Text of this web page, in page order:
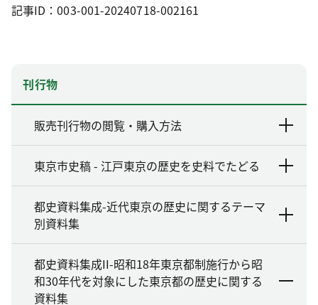
記事ID：003-001-20240718-002161
刊行物
販売刊行物の閲覧・購入方法
東京市史稿 - 江戸東京の歴史を史料でたどる
都史資料集成-近代東京の歴史に関するテーマ
別資料集
都史資料集成II-昭和18年東京都制施行から昭
和30年代を対象にした東京都の歴史に関する
資料集